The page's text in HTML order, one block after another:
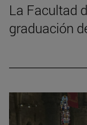
La Facultad
graduación